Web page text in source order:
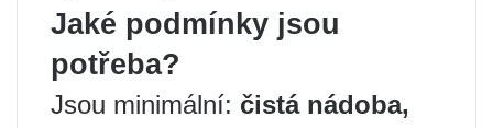
Jaké podmínky jsou
potřeba?
Jsou minimální: čistá nádoba,